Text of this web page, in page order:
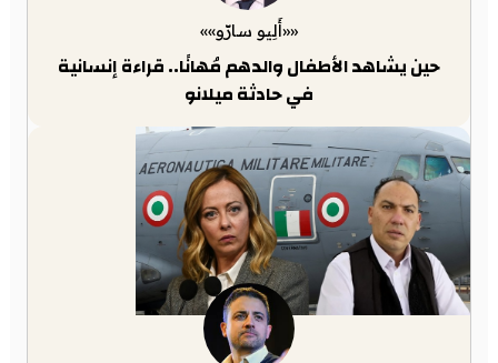
««أَلِيو سارّو»»
حين يشاهد الأطفال والدهم مُهانًا.. قراءة إنسانية
في حادثة ميلانو